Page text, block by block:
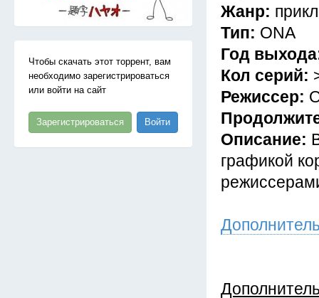
Чтобы скачать этот торрент, вам
необходимо зарегистрироваться
или войти на сайт
Зарегистрироваться Войти
Жанр:
Тип: ONA
Год
Кол серий:
Режиссер:
Описание:
графикой